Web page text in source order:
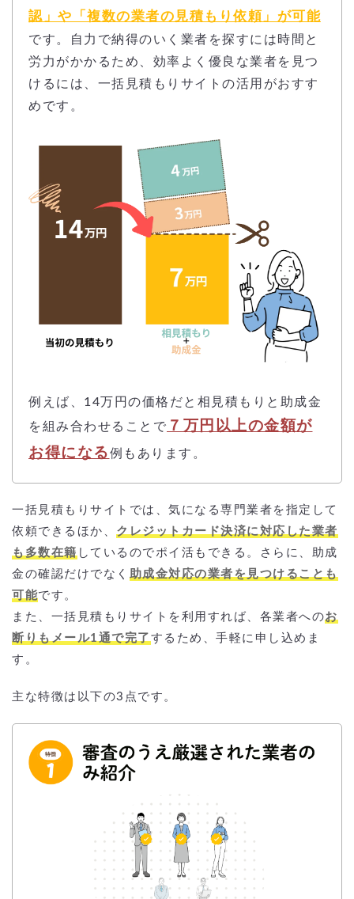
認」や「複数の業者の見積もり依頼」が可能
です。自力で納得のいく業者を探すには時間と
労力がかかるため、効率よく優良な業者を見つ
けるには、一括見積もりサイトの活用がおすす
めです。
例えば、14万円の価格だと相見積もりと助成金
を組み合わせることで ７万円以上の金額が
お得になる例もあります。
一括見積もりサイトでは、気になる専門業者を指定して
依頼できるほか、 クレジットカード決済に対応した業者
も多数在籍 しているのでポイ活もできる。さらに、助成
金の確認だけでなく
助成金対応の業者を見つけることも
可能です。
また、一括見積もりサイトを利用すれば、各業者へのお
断りもメール1通で完了 するため、手軽に申し込めま
す。
主な特徴は以下の3点です。